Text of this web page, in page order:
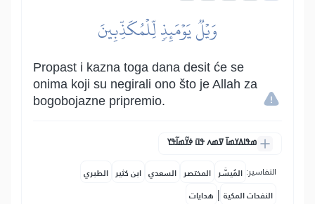
وَيۡلٞ يَوۡمَئِذٖ لِّلۡمُكَذِّبِينَ
Propast i kazna toga dana desit će se
onima koji su negirali ono što je Allah za
bogobojazne pripremio.
ߘߟߊߡߌߘߊ߫ ߜߘߍ ߟߎ߫ ߦߌ߬ߘߊ߬ߟߌ
التفاسير: المُيسَّر المختصر السعدي ابن كثير الطبري
النفحات المكية | هدايات